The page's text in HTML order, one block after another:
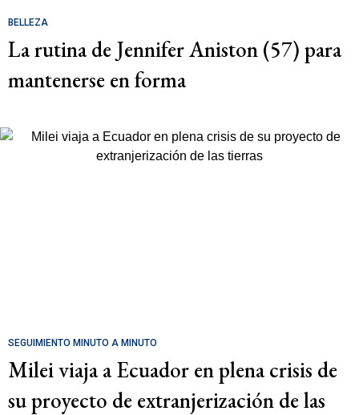
BELLEZA
La rutina de Jennifer Aniston (57) para
mantenerse en forma
SEGUIMIENTO MINUTO A MINUTO
Milei viaja a Ecuador en plena crisis de
su proyecto de extranjerización de las